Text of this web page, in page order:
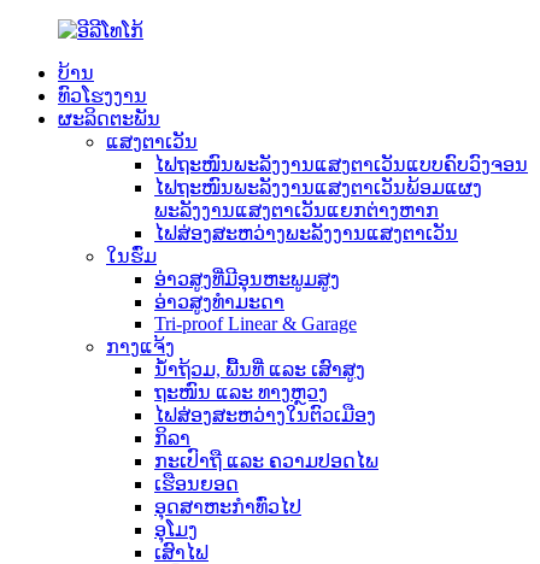
ບ້ານ
ທົວໂຮງງານ
ຜະລິດຕະພັນ
ແສງຕາເວັນ
ໄຟຖະໜົນພະລັງງານແສງຕາເວັນແບບຄົບວົງຈອນ
ໄຟຖະໜົນພະລັງງານແສງຕາເວັນພ້ອມແຜງ
ພະລັງງານແສງຕາເວັນແຍກຕ່າງຫາກ
ໄຟສ່ອງສະຫວ່າງພະລັງງານແສງຕາເວັນ
ໃນຮົ່ມ
ອ່າວສູງທີ່ມີອຸນຫະພູມສູງ
ອ່າວສູງທຳມະດາ
Tri-proof Linear & Garage
ກາງແຈ້ງ
ນໍ້າຖ້ວມ, ພື້ນທີ່ ແລະ ເສົາສູງ
ຖະໜົນ ແລະ ທາງຫຼວງ
ໄຟສ່ອງສະຫວ່າງໃນຕົວເມືອງ
ກິລາ
ກະເປົາຖື ແລະ ຄວາມປອດໄພ
ເຮືອນຍອດ
ອຸດສາຫະກຳທົ່ວໄປ
ອຸໂມງ
ເສົາໄຟ